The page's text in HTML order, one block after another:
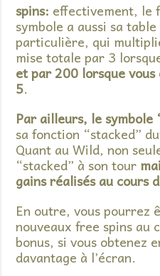
spins: effectivement, le
symbole a aussi sa
particulière, qui
mise totale par 3
et par 200 lorsque
5.
Par ailleurs, le
sa fonction “stacked”
Quant au Wild, non
“stacked” à son tour
gains réalisés au cours
En outre, vous pourrez
nouveaux free spins au
bonus, si vous obtenez
davantage à l’écran.